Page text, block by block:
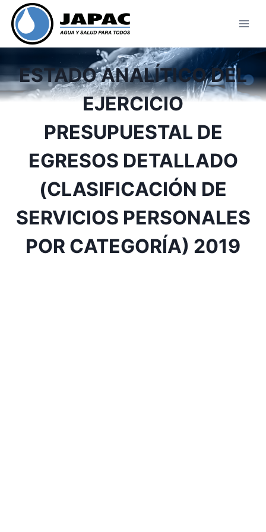
Skip
content
ESTADO ANALÍTICO DEL
EJERCICIO
PRESUPUESTAL DE
EGRESOS DETALLADO
(CLASIFICACIÓN DE
SERVICIOS PERSONALES
POR CATEGORÍA) 2019